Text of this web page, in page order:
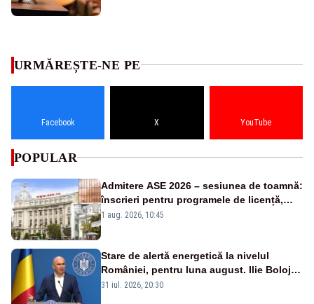
URMĂREȘTE-NE PE
Facebook X YouTube
POPULAR
Admitere ASE 2026 – sesiunea de toamnă:
înscrieri pentru programele de licență,
masterat și doctorat
1 aug. 2026, 10:45
Stare de alertă energetică la nivelul
României, pentru luna august. Ilie Bolojan
a anunțat importuri și posibile restricții –
31 iul. 2026, 20:30